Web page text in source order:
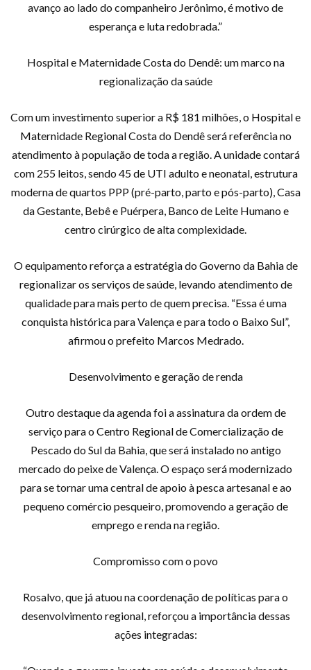
avanço ao lado do companheiro Jerônimo, é motivo de
esperança e luta redobrada.”
Hospital e Maternidade Costa do Dendê: um marco na
regionalização da saúde
Com um investimento superior a R$ 181 milhões, o Hospital e
Maternidade Regional Costa do Dendê será referência no
atendimento à população de toda a região. A unidade contará
com 255 leitos, sendo 45 de UTI adulto e neonatal, estrutura
moderna de quartos PPP (pré-parto, parto e pós-parto), Casa
da Gestante, Bebê e Puérpera, Banco de Leite Humano e
centro cirúrgico de alta complexidade.
O equipamento reforça a estratégia do Governo da Bahia de
regionalizar os serviços de saúde, levando atendimento de
qualidade para mais perto de quem precisa. “Essa é uma
conquista histórica para Valença e para todo o Baixo Sul”,
afirmou o prefeito Marcos Medrado.
Desenvolvimento e geração de renda
Outro destaque da agenda foi a assinatura da ordem de
serviço para o Centro Regional de Comercialização de
Pescado do Sul da Bahia, que será instalado no antigo
mercado do peixe de Valença. O espaço será modernizado
para se tornar uma central de apoio à pesca artesanal e ao
pequeno comércio pesqueiro, promovendo a geração de
emprego e renda na região.
Compromisso com o povo
Rosalvo, que já atuou na coordenação de políticas para o
desenvolvimento regional, reforçou a importância dessas
ações integradas: